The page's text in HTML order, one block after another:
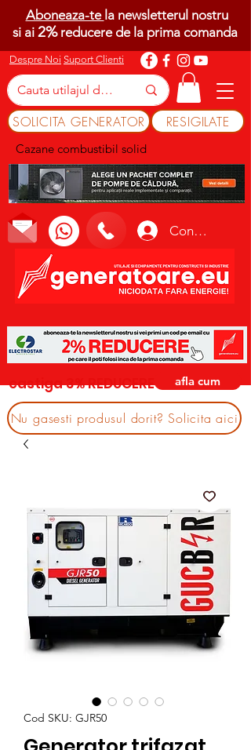
Despre Noi Suport Clienti
SOLICITA GENERATOR RESIGILATE
Cazane combustibil solid
Conectează-te
Aboneaza-te la newsletterul nostru
si ai 2%reducere de la prima comanda
castiga 3% REDUCERE afla cum
Nu gasesti produsul dorit? Solicita aici
Cod SKU: GJR50